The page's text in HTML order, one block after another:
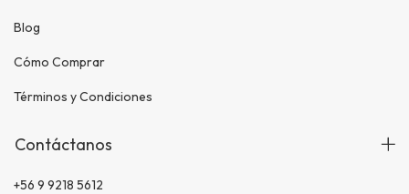
Blog
Cómo Comprar
Términos y Condiciones
Contáctanos
+56 9 9218 5612